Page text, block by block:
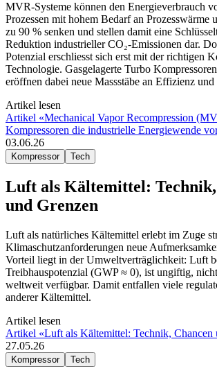
MVR-Systeme können den Energieverbrauch
Prozessen mit hohem Bedarf an Prozesswärme
zu 90 % senken und stellen damit eine
Reduktion industrieller CO₂-Emissionen dar.
Potenzial erschliesst sich erst mit der richtigen
Technologie. Gasgelagerte Turbo
eröffnen dabei neue Massstäbe an Effizienz
Artikel lesen
Artikel «Mechanical Vapor Recompression
Kompressoren die industrielle Energiewende
03.06.26
Kompressor Tech
Luft als Kältemittel: Technik,
und Grenzen
Luft als natürliches Kältemittel erlebt im Zuge
Klimaschutzanforderungen neue
Vorteil liegt in der Umweltverträglichkeit: Luft
Treibhauspotenzial (GWP ≈ 0), ist ungiftig,
weltweit verfügbar. Damit entfallen viele
anderer Kältemittel.
Artikel lesen
Artikel «Luft als Kältemittel: Technik, Chancen
27.05.26
Kompressor Tech